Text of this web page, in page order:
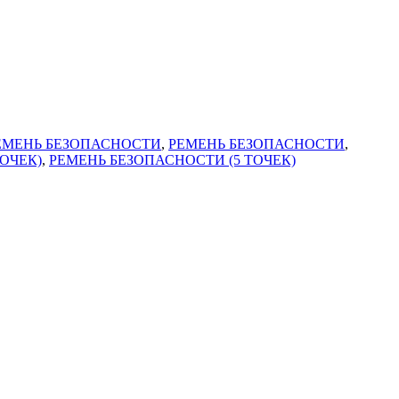
БЕЗОПАСНОСТИ, РЕМЕНЬ БЕЗОПАСНОСТИ,
, РЕМЕНЬ БЕЗОПАСНОСТИ (5 ТОЧЕК)